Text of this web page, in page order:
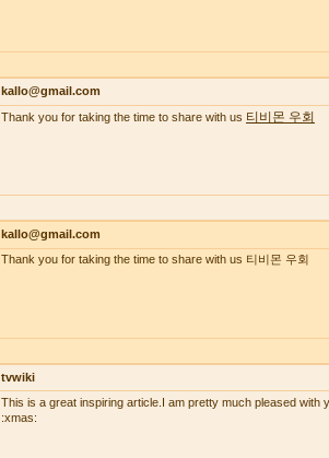
kallo@gmail.com
Thank you for taking the time to share with us 티비몬 우회
kallo@gmail.com
Thank you for taking the time to share with us 티비몬 우회
tvwiki
This is a great inspiring article.I am pretty much pleased with
:xmas: